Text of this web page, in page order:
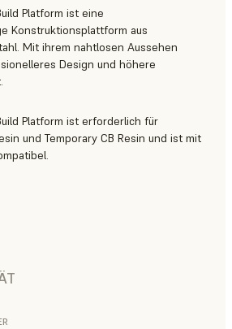
Platform ist eine
Konstruktionsplattform aus
Mit ihrem nahtlosen Aussehen
Design und höhere
Platform ist erforderlich für
und Temporary CB Resin und ist mit